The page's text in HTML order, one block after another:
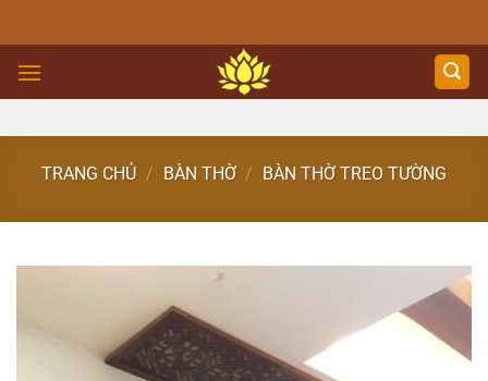
to
content
TRANG CHỦ / BÀN THỜ / BÀN THỜ TREO TƯỜNG